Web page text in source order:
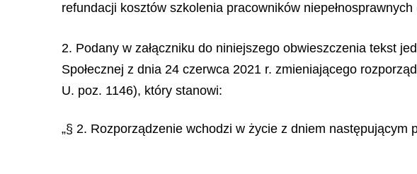
refundacji kosztów szkolenia pracowników
2. Podany w załączniku do niniejszego obwieszczenia tekst
Społecznej z dnia 24 czerwca 2021 r. zmieniającego
U. poz. 1146), który stanowi:
„§ 2. Rozporządzenie wchodzi w życie z dniem następującym